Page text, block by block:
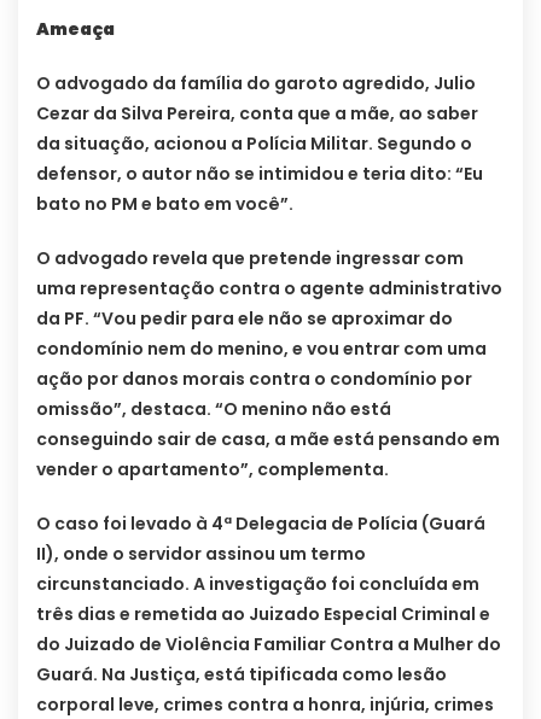
Ameaça
O advogado da família do garoto agredido, Julio
Cezar da Silva Pereira, conta que a mãe, ao saber
da situação, acionou a Polícia Militar. Segundo o
defensor, o autor não se intimidou e teria dito: “Eu
bato no PM e bato em você”.
O advogado revela que pretende ingressar com
uma representação contra o agente administrativo
da PF. “Vou pedir para ele não se aproximar do
condomínio nem do menino, e vou entrar com uma
ação por danos morais contra o condomínio por
omissão”, destaca. “O menino não está
conseguindo sair de casa, a mãe está pensando em
vender o apartamento”, complementa.
O caso foi levado à 4ª Delegacia de Polícia (Guará
II), onde o servidor assinou um termo
circunstanciado. A investigação foi concluída em
três dias e remetida ao Juizado Especial Criminal e
do Juizado de Violência Familiar Contra a Mulher do
Guará. Na Justiça, está tipificada como lesão
corporal leve, crimes contra a honra, injúria, crimes